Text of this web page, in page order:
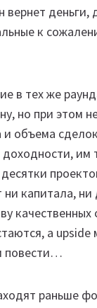
вернет деньги,
к
в тех же
но при этом
и объема
им
капитала, ни
качественных
а upside
повести…
раньше